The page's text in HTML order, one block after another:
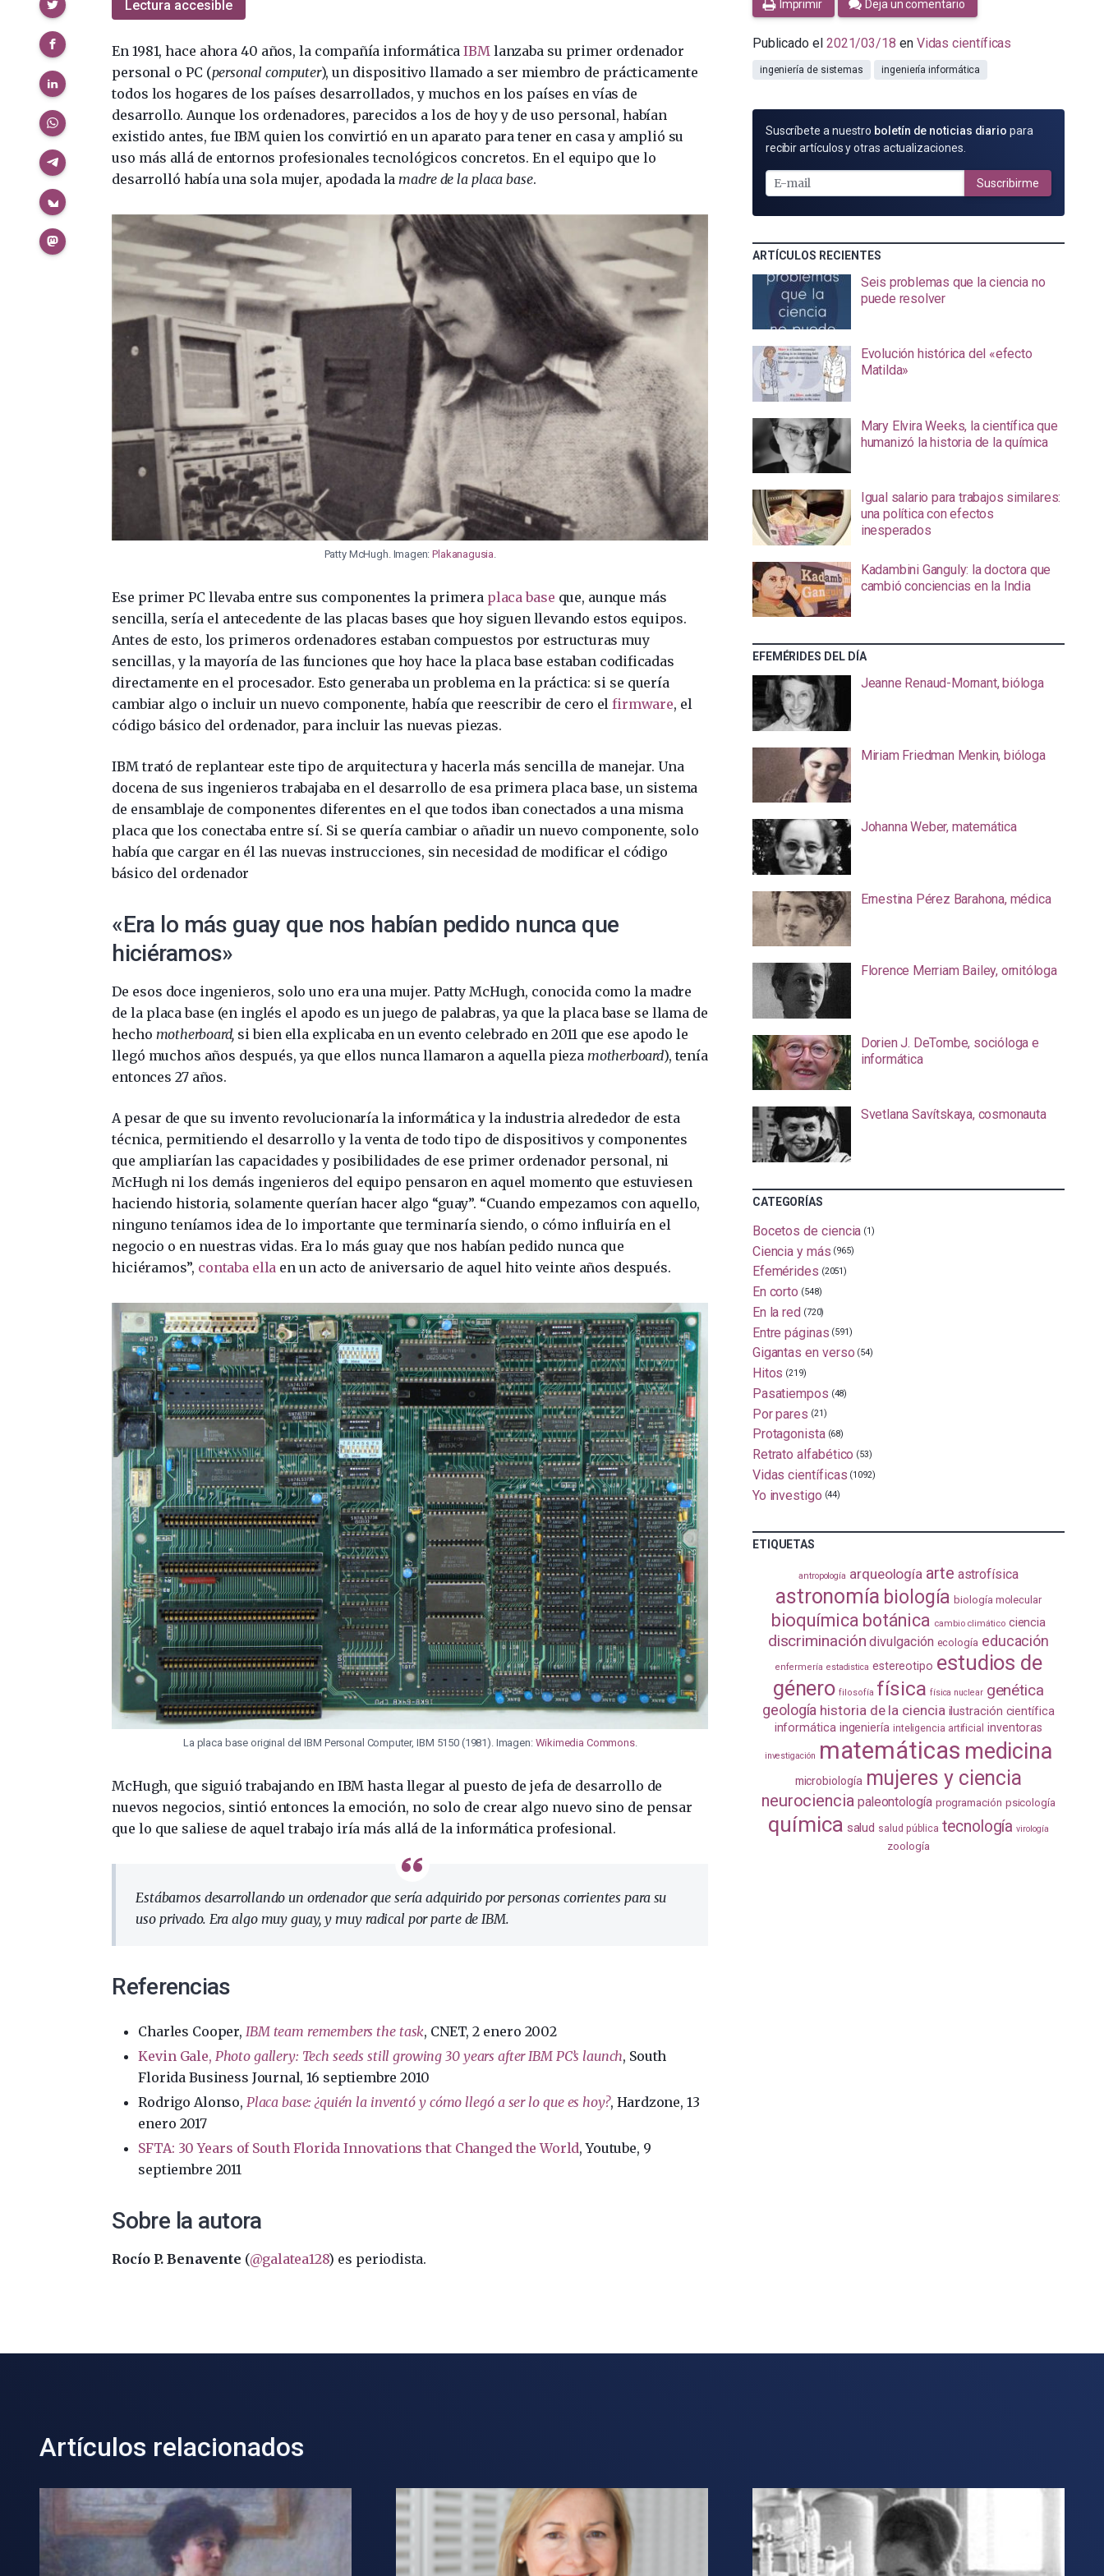
Lectura accesible
En 1981, hace ahora 40 años, la compañía informáticaIBM lanzaba su primer ordenador
personal o PC (personal computer), un dispositivo llamado a ser miembro de prácticamente
todos los hogares de los países desarrollados, y muchos en los países en vías de
desarrollo. Aunque los ordenadores, parecidos a los de hoy y de uso personal, habían
existido antes, fue IBM quien los convirtió en un aparato para tener en casa y amplió su
uso más allá de entornos profesionales tecnológicos concretos. En el equipo que lo
desarrolló había una sola mujer, apodada la madre de la placa base.
Patty McHugh. Imagen:Plakanagusia
Ese primer PC llevaba entre sus componentes la primera placa base que, aunque más
sencilla, sería el antecedente de las placas bases que hoy siguen llevando estos equipos.
Antes de esto, los primeros ordenadores estaban compuestos por estructuras muy
sencillas, y la mayoría de las funciones que hoy hace la placa base estaban codificadas
directamente en el procesador. Esto generaba un problema en la práctica: si se quería
cambiar algo o incluir un nuevo componente, había que reescribir de cero elfirmware, el
código básico del ordenador, para incluir las nuevas piezas.
IBM trató de replantear este tipo de arquitectura y hacerla más sencilla de manejar. Una
docena de sus ingenieros trabajaba en el desarrollo de esa primera placa base, un sistema
de ensamblaje de componentes diferentes en el que todos iban conectados a una misma
placa que los conectaba entre sí. Si se quería cambiar o añadir un nuevo componente, solo
había que cargar en él las nuevas instrucciones, sin necesidad de modificar el código
básico del ordenador
«Era lo más guay que nos habían pedido nunca que
hiciéramos»
De esos doce ingenieros, solo uno era una mujer. Patty McHugh, conocida como la madre
de la placa base (en inglés el apodo es un juego de palabras, ya que la placa base se llama de
hecho motherboard, si bien ella explicaba en un evento celebrado en 2011 que ese apodo le
llegó muchos años después, ya que ellos nunca llamaron a aquella pieza motherboard), tenía
entonces 27 años.
A pesar de que su invento revolucionaría la informática y la industria alrededor de esta
técnica, permitiendo el desarrollo y la venta de todo tipo de dispositivos y componentes
que ampliarían las capacidades y posibilidades de ese primer ordenador personal, ni
McHugh ni los demás ingenieros del equipo pensaron en aquel momento que estuviesen
haciendo historia, solamente querían hacer algo “guay”. “Cuando empezamos con aquello,
ninguno teníamos idea de lo importante que terminaría siendo, o cómo influiría en el
negocio o en nuestras vidas. Era lo más guay que nos habían pedido nunca que
hiciéramos”, contaba ella en un acto de aniversario de aquel hito veinte años después.
La placa base original del IBM Personal Computer, IBM 5150 (1981). Imagen: Wikimedia Commons.
McHugh, que siguió trabajando en IBM hasta llegar al puesto de jefa de desarrollo de
nuevos negocios, sintió entonces la emoción, no solo de crear algo nuevo sino de pensar
que lo que saliese de aquel trabajo iría más allá de la informática profesional.
Estábamos desarrollando un ordenador que sería adquirido por personas corrientes para su
uso privado. Era algo muy guay, y muy radical por parte de IBM.
Referencias
Charles Cooper, IBM team remembers the task, CNET, 2 enero 2002
Kevin Gale, Photo gallery: Tech seeds still growing 30 years after IBM PC’s launch, South
Florida Business Journal, 16 septiembre 2010
Rodrigo Alonso, Placa base: ¿quién la inventó y cómo llegó a ser lo que es hoy?, Hardzone, 13
enero 2017
SFTA: 30 Years of South Florida Innovations that Changed the World, Youtube, 9
septiembre 2011
Sobre la autora
Rocío P. Benavente (@galatea128) es periodista.
Imprimir Deja un comentario
Publicado el 2021/03/18 en Vidas científicas
ingeniería de sistemas ingeniería informática
SUSCRÍBETE
POR
MAIL
Suscríbete a nuestro boletín de noticias diario para
recibir artículos y otras actualizaciones.
Suscribirme
ARTÍCULOS RECIENTES
Seis problemas que la ciencia no
puede resolver
Evolución histórica del «efecto
Matilda»
Mary Elvira Weeks, la científica que
humanizó la historia de la química
Igual salario para trabajos similares:
una política con efectos
inesperados
Kadambini Ganguly: la doctora que
cambió conciencias en la India
EFEMÉRIDES DEL DÍA
Jeanne Renaud-Mornant, bióloga
Miriam Friedman Menkin, bióloga
Johanna Weber, matemática
Ernestina Pérez Barahona, médica
Florence Merriam Bailey, ornitóloga
Dorien J. DeTombe, socióloga e
informática
Svetlana Savítskaya, cosmonauta
CATEGORÍAS
Bocetos de ciencia (1)
Ciencia y más (965)
Efemérides (2051)
En corto (548)
En la red (720)
Entre páginas (591)
Gigantas en verso (54)
Hitos (219)
Pasatiempos (48)
Por pares (21)
Protagonista (68)
Retrato alfabético (53)
Vidas científicas (1092)
Yo investigo (44)
ETIQUETAS
antropología arqueología arte astrofísica
astronomía biología biología molecular
bioquímica botánica cambio climático ciencia
discriminación divulgación ecología educación
enfermería estadistica estereotipo estudios de
género filosofía física física nuclear genética
geología historia de la ciencia ilustración científica
informática ingeniería inteligencia artificial inventoras
investigación matemáticas medicina
microbiología mujeres y ciencia
neurociencia paleontología programación psicología
química salud salud pública tecnología virología
zoología
Artículos relacionados